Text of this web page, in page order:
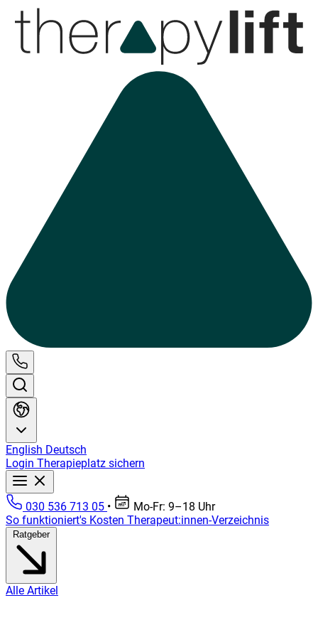
English Deutsch
Login Therapieplatz sichern
030 536 713 05 •
Mo-Fr: 9–18 Uhr
So funktioniert's Kosten Therapeut:innen-Verzeichnis
Ratgeber
Alle Artikel